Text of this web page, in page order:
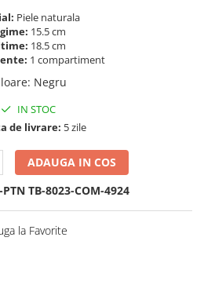
Piele naturala
15.5 cm
18.5 cm
1 compartiment
: Negru
IN STOC
de livrare: 5 zile
ADAUGA IN COS
PTN TB-8023-COM-4924
la Favorite